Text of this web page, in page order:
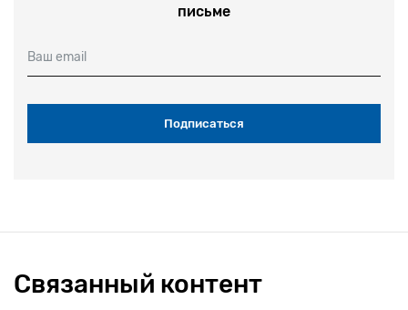
письме
Ваш email
Связанный контент